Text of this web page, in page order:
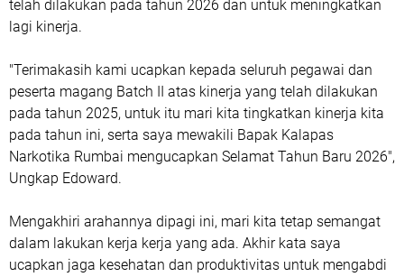
telah dilakukan pada tahun 2026 dan untuk meningkatkan
lagi kinerja.
"Terimakasih kami ucapkan kepada seluruh pegawai dan
peserta magang Batch II atas kinerja yang telah dilakukan
pada tahun 2025, untuk itu mari kita tingkatkan kinerja kita
pada tahun ini, serta saya mewakili Bapak Kalapas
Narkotika Rumbai mengucapkan Selamat Tahun Baru 2026",
Ungkap Edoward.
Mengakhiri arahannya dipagi ini, mari kita tetap semangat
dalam lakukan kerja kerja yang ada. Akhir kata saya
ucapkan jaga kesehatan dan produktivitas untuk mengabdi